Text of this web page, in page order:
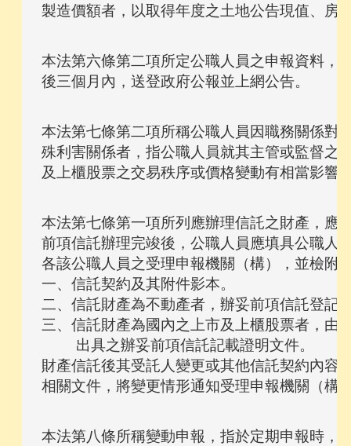
本法第六條第二項所定公職人員之申報資料，
本法第七條第二項所稱公職人員因職務關係對
殊利害關係者，指公職人員就其主管或監督之
本法第七條第一項所列應辦理信託之財產，應
前項信託辦理完竣後，公職人員應填具公職人
各該公職人員之受理申報機關（構），並檢附
一、信託契約及其附件影本。
二、信託財產為不動產者，辦妥前項信託登記
三、信託財產為國內之上市及上櫃股票者，由
    出具之辦妥前項信託記載證明文件。
財產信託後其受託人變更或其他信託契約內容
本法第八條所稱變動申報，指於定期申報時，